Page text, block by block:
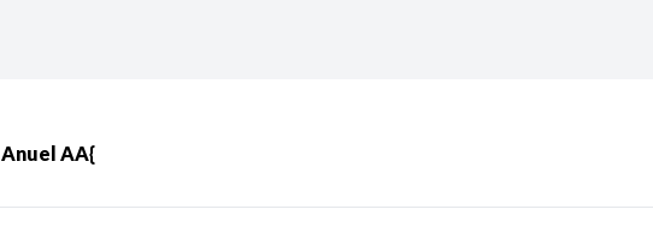
SERIES
Anuel AA{